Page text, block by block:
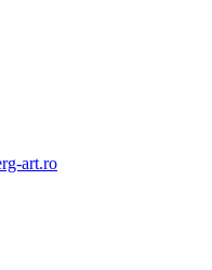
art.ro